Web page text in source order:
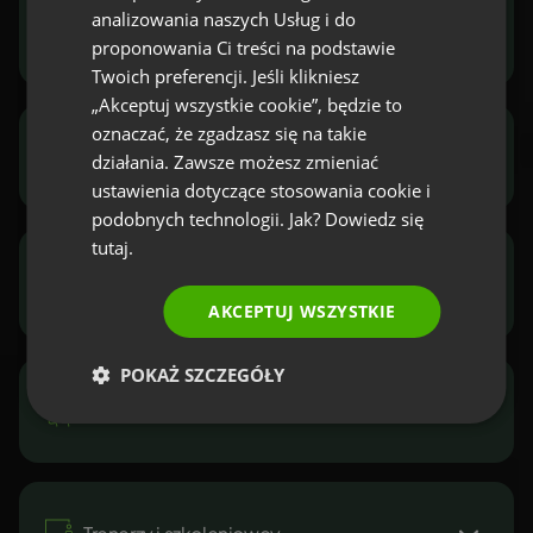
Marketerzy i sprzedawcy
NGO i sektor publiczny
Menadżerzy i przedsiębiorcy
RUSSIAN
SPANISH
ITALIAN
analizowania naszych Usług i do
proponowania Ci treści na podstawie
Twoich preferencji. Jeśli klikniesz
„Akceptuj wszystkie cookie”, będzie to
oznaczać, że zgadzasz się na takie
działania. Zawsze możesz zmieniać
ustawienia dotyczące stosowania cookie i
podobnych technologii. Jak? Dowiedz się
tutaj.
AKCEPTUJ WSZYSTKIE
POKAŻ SZCZEGÓŁY